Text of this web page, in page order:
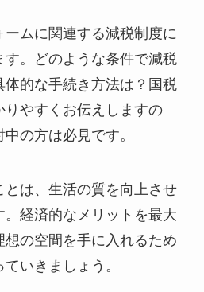
ームに関連する減税制度に
。どのような条件で減税
体的な手続き方法は？国税
やすくお伝えしますの
の方は必見です。
は、生活の質を向上させ
。経済的なメリットを最大
想の空間を手に入れるため
いきましょう。